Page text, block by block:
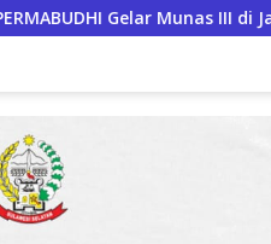
Perkuat Persatuan Umat